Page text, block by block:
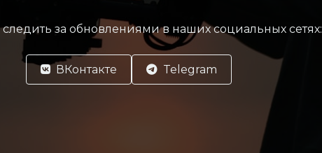
за обновлениями в наших социальных сетях:
ВКонтакте Telegram